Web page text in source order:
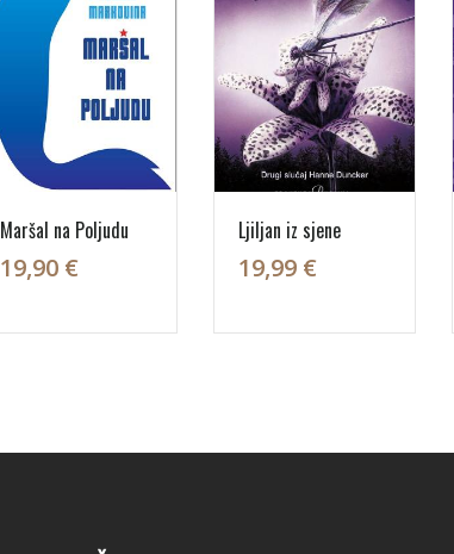
Maršal na Poljudu
19,90 €
Ljiljan iz sjene
19,99 €